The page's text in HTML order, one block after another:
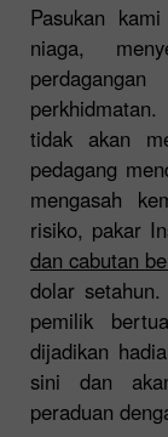
Pasukan
niaga,
tidak akan
pedagang
mengasah
risiko, pakar
dan cabutan
dolar
pemilik
dijadikan
sini dan
peraduan